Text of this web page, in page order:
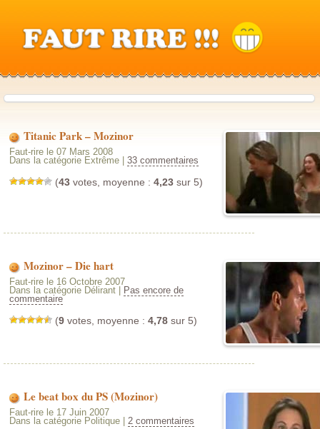
Titanic Park – Mozinor
Faut-rire le 07 Mars 2008
Dans la catégorie Extrême |33 commentaires
(43 votes, moyenne :4,23 sur 5)
Mozinor – Die hart
Faut-rire le 16 Octobre 2007
Dans la catégorie Délirant |
Pas encore de
commentaire
(9 votes, moyenne :4,78 sur 5)
Le beat box du PS (Mozinor)
Faut-rire le 17 Juin 2007
Dans la catégorie Politique | 2 commentaires